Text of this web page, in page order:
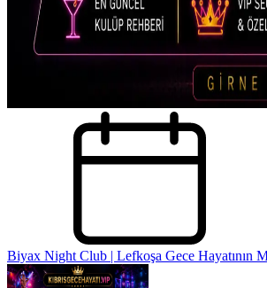
Biyax Night Club | Lefkoşa Gece Hayatının